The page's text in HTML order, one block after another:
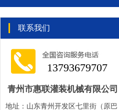
联系我们
13793679707
青州市惠联灌装机械有限公司
地址：山东青州开发区七里街（原巴